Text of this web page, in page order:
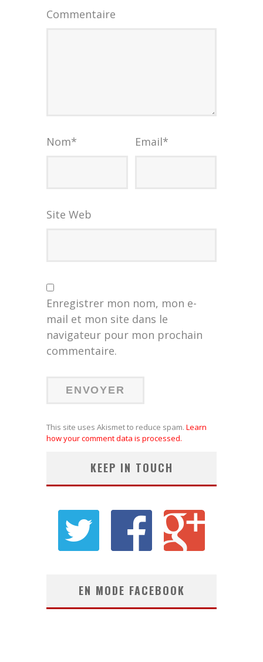
Commentaire
Nom* Email*
Site Web
Enregistrer mon nom, mon e-
mail et mon site dans le
navigateur pour mon prochain
commentaire.
This site uses Akismet to reduce spam. Learn
how your comment data is processed.
KEEP IN TOUCH
EN MODE FACEBOOK